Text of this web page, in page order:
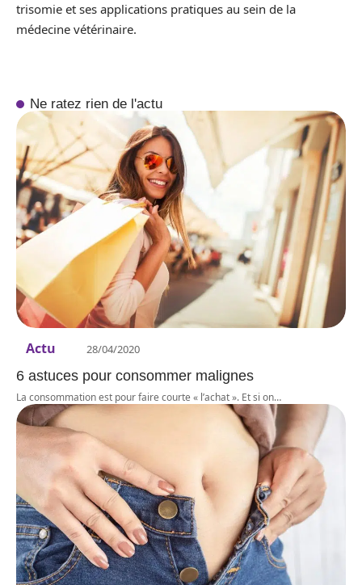
trisomie et ses applications pratiques au sein de la
médecine vétérinaire.
Ne ratez rien de l'actu
Actu 28/04/2020
6 astuces pour consommer malignes
La consommation est pour faire courte « l’achat ». Et si on…